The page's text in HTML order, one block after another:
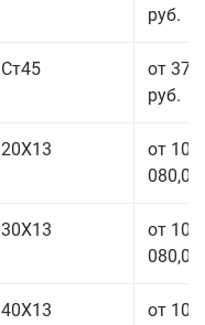
руб.
Ст45
от 37
руб.
20Х13
от 101
080,00
30Х13
от 101
080,00
40Х13
от 101